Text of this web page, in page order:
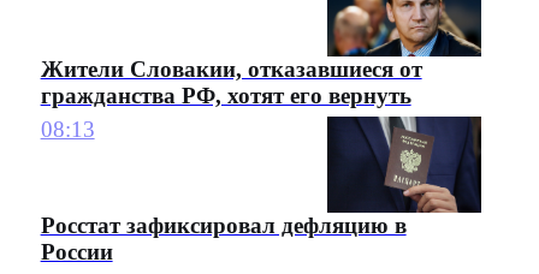
Жители Словакии, отказавшиеся от
гражданства РФ, хотят его вернуть
08:13
Росстат зафиксировал дефляцию в
России